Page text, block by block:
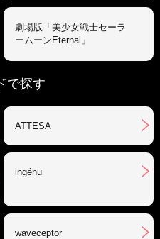
劇場版「美少女戦士セーラ
ームーンEternal」
で探す
ATTESA
ingénu
waveceptor